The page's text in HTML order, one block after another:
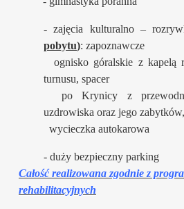
- zajęcia kulturalno –
pobytu): zapoznawcze
ognisko góralskie z kapelą
turnusu, spacer
po Krynicy z
uzdrowiska oraz jego zabytków,
wycieczka autokarowa
- duży bezpieczny parking
Całość realizowana zgodnie z
rehabilitacyjnych